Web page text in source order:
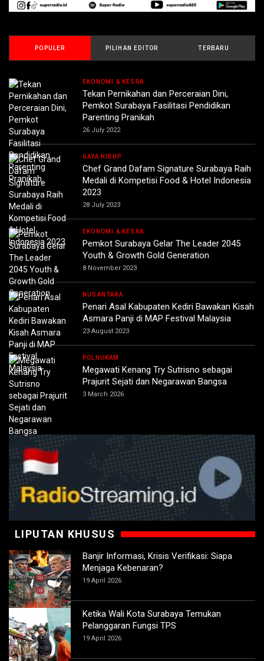
POPULER PILIHAN EDITOR TERBARU
EKONOMI & KESRA
Tekan Pernikahan dan Perceraian Dini,
Pemkot Surabaya Fasilitasi Pendidikan
Parenting Pranikah
26 July 2022
GAYA HIDUP
Chef Grand Dafam Signature Surabaya Raih
Medali di Kompetisi Food & Hotel Indonesia
2023
28 July 2023
EKONOMI & KESRA
Pemkot Surabaya Gelar The Leader 2045
Youth & Growth Gold Generation
8 November 2023
NUSANTARA
Penari Asal Kabupaten Kediri Bawakan Kisah
Asmara Panji di MAP Festival Malaysia
23 August 2023
POLHUKAM
Megawati Kenang Try Sutrisno sebagai
Prajurit Sejati dan Negarawan Bangsa
3 March 2026
LIPUTAN KHUSUS
Banjir Informasi, Krisis Verifikasi: Siapa
Menjaga Kebenaran?
19 April 2026
Ketika Wali Kota Surabaya Temukan
Pelanggaran Fungsi TPS
19 April 2026